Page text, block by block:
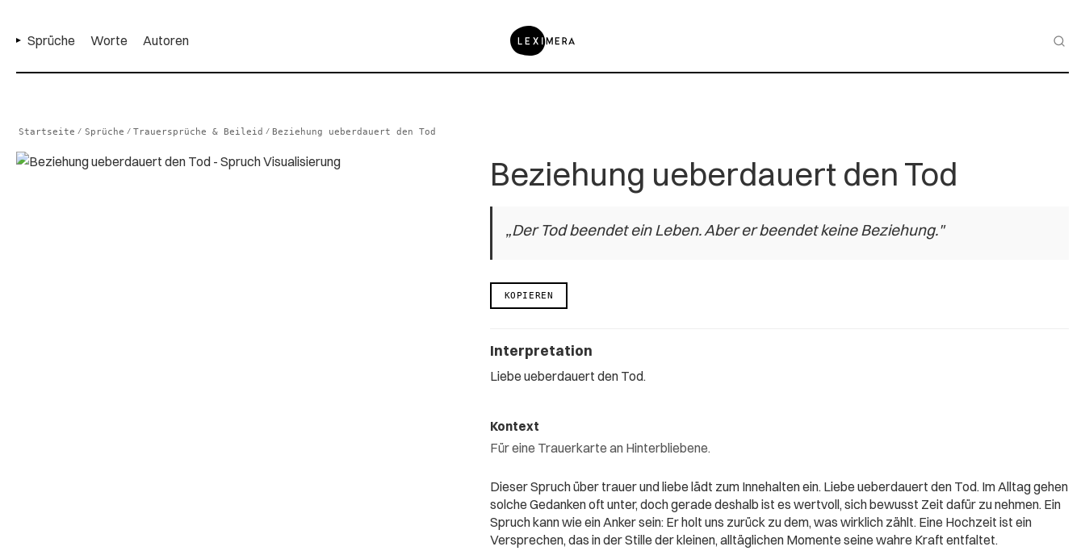
Sprüche Worte Autoren
Startseite / Sprüche / Trauersprüche & Beileid / Beziehung ueberdauert den Tod
Beziehung ueberdauert den Tod
„Der Tod beendet ein Leben. Aber er beendet keine Beziehung."
KOPIEREN
Interpretation
Liebe ueberdauert den Tod.
Kontext
Für eine Trauerkarte an Hinterbliebene.
Dieser Spruch über trauer und liebe lädt zum Innehalten ein. Liebe ueberdauert den Tod. Im Alltag gehen
solche Gedanken oft unter, doch gerade deshalb ist es wertvoll, sich bewusst Zeit dafür zu nehmen. Ein
Spruch kann wie ein Anker sein: Er holt uns zurück zu dem, was wirklich zählt. Eine Hochzeit ist ein
Versprechen, das in der Stille der kleinen, alltäglichen Momente seine wahre Kraft entfaltet.